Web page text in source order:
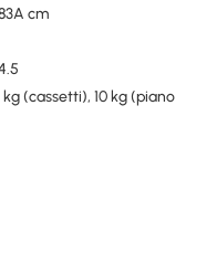
cm
(cassetti), 10 kg (piano